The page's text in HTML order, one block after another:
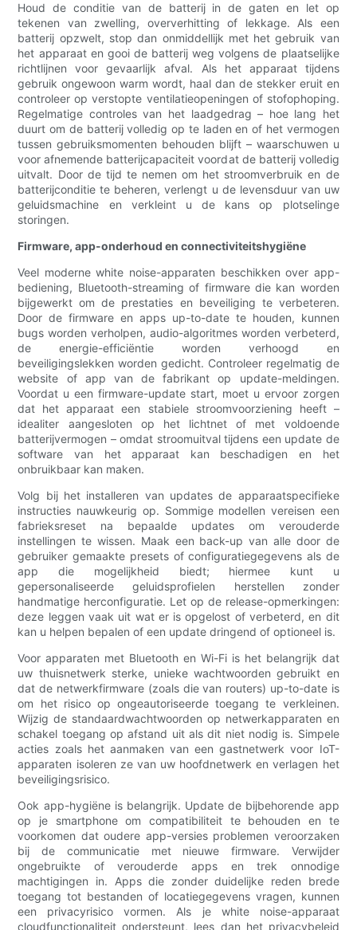
Houd de conditie van de batterij in de gaten en let op
tekenen van zwelling, oververhitting of lekkage. Als een
batterij opzwelt, stop dan onmiddellijk met het gebruik van
het apparaat en gooi de batterij weg volgens de plaatselijke
richtlijnen voor gevaarlijk afval. Als het apparaat tijdens
gebruik ongewoon warm wordt, haal dan de stekker eruit en
controleer op verstopte ventilatieopeningen of stofophoping.
Regelmatige controles van het laadgedrag – hoe lang het
duurt om de batterij volledig op te laden en of het vermogen
tussen gebruiksmomenten behouden blijft – waarschuwen u
voor afnemende batterijcapaciteit voordat de batterij volledig
uitvalt. Door de tijd te nemen om het stroomverbruik en de
batterijconditie te beheren, verlengt u de levensduur van uw
geluidsmachine en verkleint u de kans op plotselinge
storingen.
Firmware, app-onderhoud en connectiviteitshygiëne
Veel moderne white noise-apparaten beschikken over app-
bediening, Bluetooth-streaming of firmware die kan worden
bijgewerkt om de prestaties en beveiliging te verbeteren.
Door de firmware en apps up-to-date te houden, kunnen
bugs worden verholpen, audio-algoritmes worden verbeterd,
de energie-efficiëntie worden verhoogd en
beveiligingslekken worden gedicht. Controleer regelmatig de
website of app van de fabrikant op update-meldingen.
Voordat u een firmware-update start, moet u ervoor zorgen
dat het apparaat een stabiele stroomvoorziening heeft –
idealiter aangesloten op het lichtnet of met voldoende
batterijvermogen – omdat stroomuitval tijdens een update de
software van het apparaat kan beschadigen en het
onbruikbaar kan maken.
Volg bij het installeren van updates de apparaatspecifieke
instructies nauwkeurig op. Sommige modellen vereisen een
fabrieksreset na bepaalde updates om verouderde
instellingen te wissen. Maak een back-up van alle door de
gebruiker gemaakte presets of configuratiegegevens als de
app die mogelijkheid biedt; hiermee kunt u
gepersonaliseerde geluidsprofielen herstellen zonder
handmatige herconfiguratie. Let op de release-opmerkingen:
deze leggen vaak uit wat er is opgelost of verbeterd, en dit
kan u helpen bepalen of een update dringend of optioneel is.
Voor apparaten met Bluetooth en Wi-Fi is het belangrijk dat
uw thuisnetwerk sterke, unieke wachtwoorden gebruikt en
dat de netwerkfirmware (zoals die van routers) up-to-date is
om het risico op ongeautoriseerde toegang te verkleinen.
Wijzig de standaardwachtwoorden op netwerkapparaten en
schakel toegang op afstand uit als dit niet nodig is. Simpele
acties zoals het aanmaken van een gastnetwerk voor IoT-
apparaten isoleren ze van uw hoofdnetwerk en verlagen het
beveiligingsrisico.
Ook app-hygiëne is belangrijk. Update de bijbehorende app
op je smartphone om compatibiliteit te behouden en te
voorkomen dat oudere app-versies problemen veroorzaken
bij de communicatie met nieuwe firmware. Verwijder
ongebruikte of verouderde apps en trek onnodige
machtigingen in. Apps die zonder duidelijke reden brede
toegang tot bestanden of locatiegegevens vragen, kunnen
een privacyrisico vormen. Als je white noise-apparaat
cloudfunctionaliteit ondersteunt, lees dan het privacybeleid